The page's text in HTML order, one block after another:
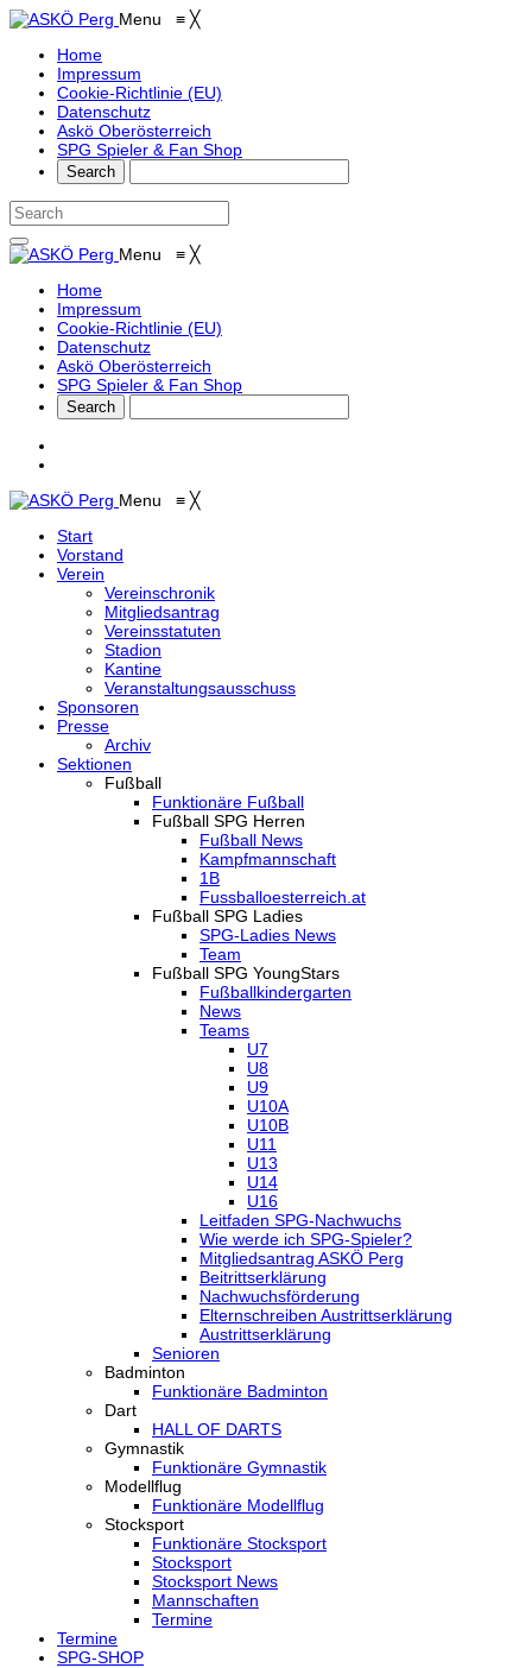
Menu ≡ ╳
Home
Impressum
Cookie-Richtlinie (EU)
Datenschutz
Askö Oberösterreich
SPG Spieler & Fan Shop
Menu ≡ ╳
Home
Impressum
Cookie-Richtlinie (EU)
Datenschutz
Askö Oberösterreich
SPG Spieler & Fan Shop
Menu ≡ ╳
Start
Vorstand
Verein
Vereinschronik
Mitgliedsantrag
Vereinsstatuten
Stadion
Kantine
Veranstaltungsausschuss
Sponsoren
Presse
Archiv
Sektionen
Fußball
Funktionäre Fußball
Fußball SPG Herren
Fußball News
Kampfmannschaft
1B
Fussballoesterreich.at
Fußball SPG Ladies
SPG-Ladies News
Team
Fußball SPG YoungStars
Fußballkindergarten
News
Teams
U7
U8
U9
U10A
U10B
U11
U13
U14
U16
Leitfaden SPG-Nachwuchs
Wie werde ich SPG-Spieler?
Mitgliedsantrag ASKÖ Perg
Beitrittserklärung
Nachwuchsförderung
Elternschreiben Austrittserklärung
Austrittserklärung
Senioren
Badminton
Funktionäre Badminton
Dart
HALL OF DARTS
Gymnastik
Funktionäre Gymnastik
Modellflug
Funktionäre Modellflug
Stocksport
Funktionäre Stocksport
Stocksport
Stocksport News
Mannschaften
Termine
Termine
SPG-SHOP